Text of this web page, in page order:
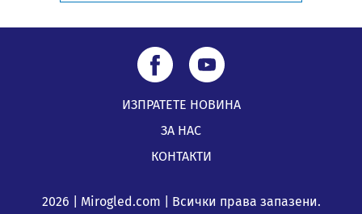
ИЗПРАТЕТЕ НОВИНА
ЗА НАС
КОНТАКТИ
2026 | Mirogled.com | Всички права запазени.